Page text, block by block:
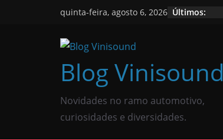
quinta-feira, agosto 6, 2026 Últimos:
Blog Vinisound
Novidades no ramo automotivo,
curiosidades e diversidades.